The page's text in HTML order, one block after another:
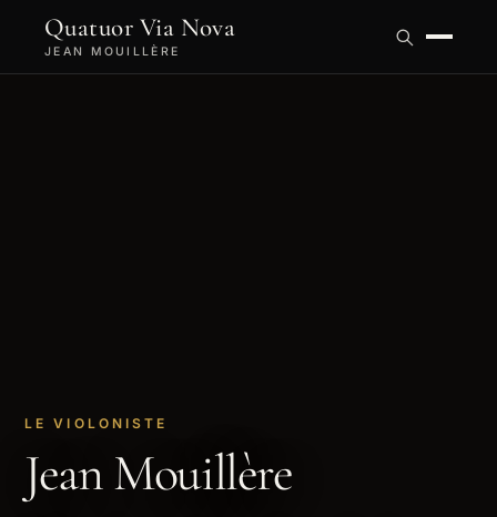
Quatuor Via Nova
JEAN MOUILLÈRE
LE VIOLONISTE
Jean Mouillère